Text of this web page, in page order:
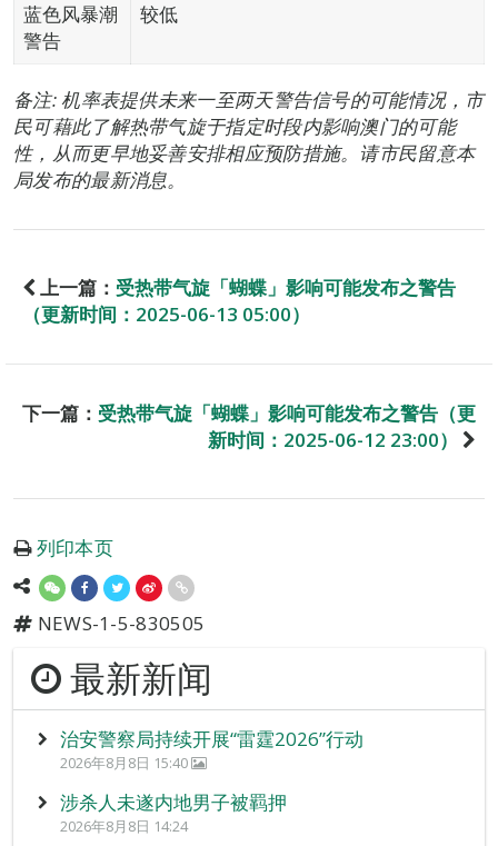
蓝色风暴潮
警告
较低
备注: 机率表提供未来一至两天警告信号的可能情况，市
民可藉此了解热带气旋于指定时段内影响澳门的可能
性，从而更早地妥善安排相应预防措施。请市民留意本
局发布的最新消息。
上一篇： 受热带气旋「蝴蝶」影响可能发布之警告
（更新时间：2025-06-13 05:00）
下一篇： 受热带气旋「蝴蝶」影响可能发布之警告（更
新时间：2025-06-12 23:00）
列印本页
NEWS-1-5-830505
最新新闻
治安警察局持续开展“雷霆2026”行动
2026年8月8日 15:40
涉杀人未遂内地男子被羁押
2026年8月8日 14:24